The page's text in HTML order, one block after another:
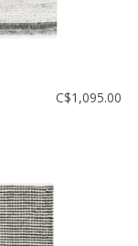
C$1,095.00